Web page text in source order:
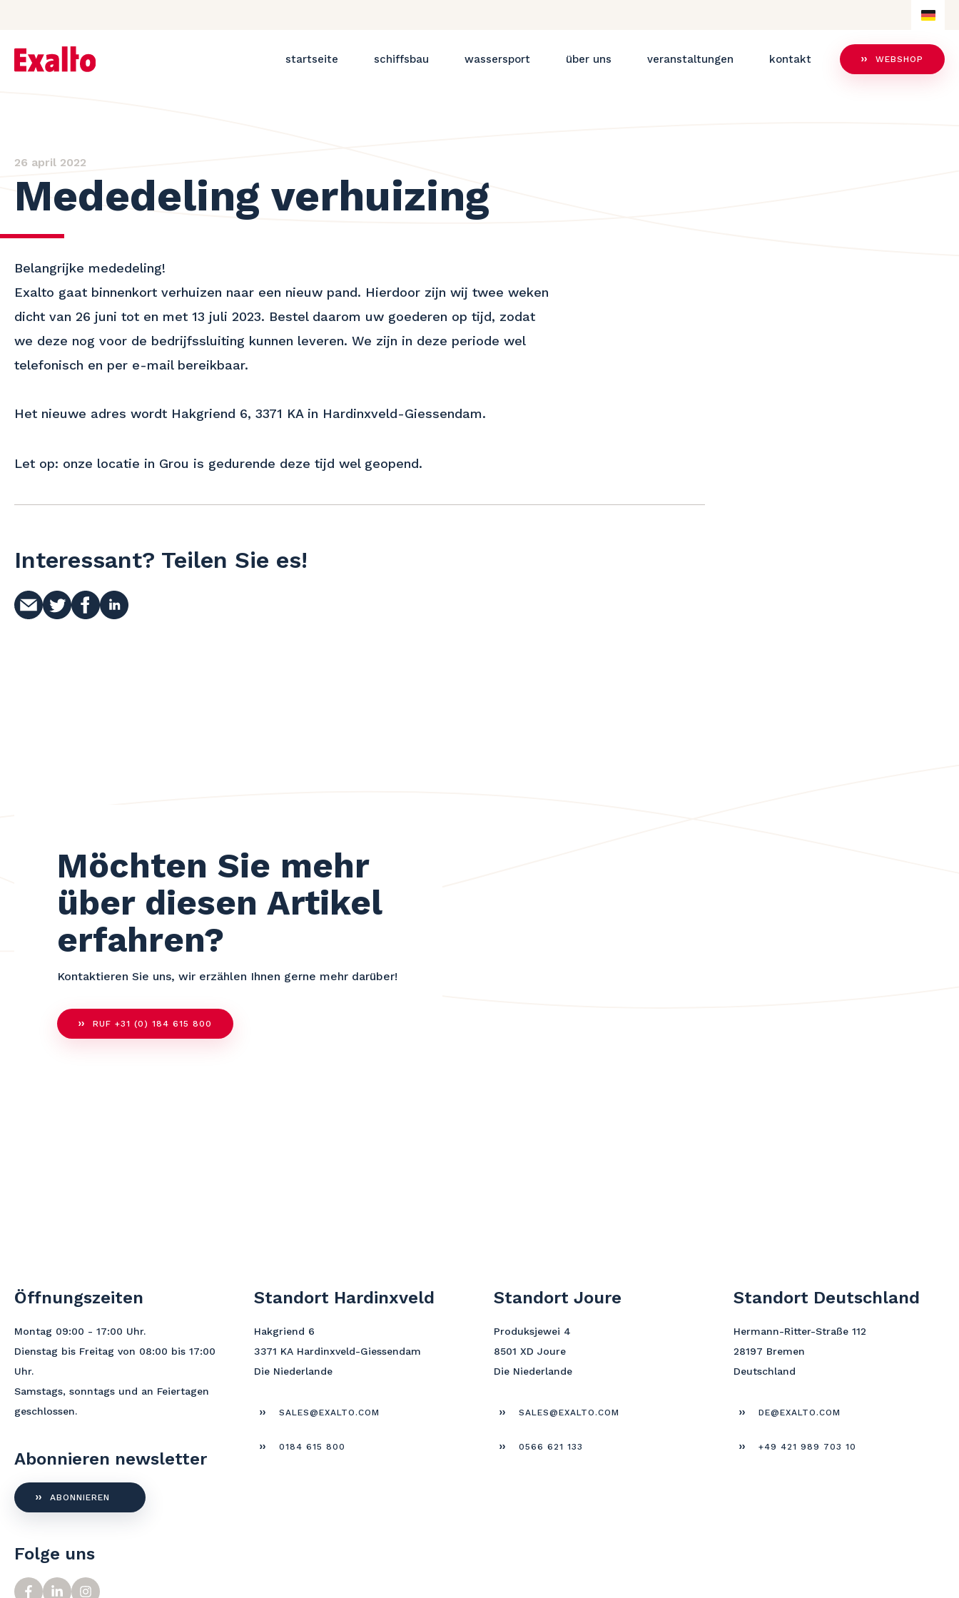
DE
NL
DE
startseite schiffsbau wassersport über uns veranstaltungen kontakt WEBSHOP
26 april 2022
Mededeling verhuizing
Belangrijke mededeling!
Exalto gaat binnenkort verhuizen naar een nieuw pand. Hierdoor zijn wij twee weken
dicht van 26 juni tot en met 13 juli 2023. Bestel daarom uw goederen op tijd, zodat
we deze nog voor de bedrijfssluiting kunnen leveren. We zijn in deze periode wel
telefonisch en per e-mail bereikbaar.
Het nieuwe adres wordt Hakgriend 6, 3371 KA in Hardinxveld-Giessendam.
Let op: onze locatie in Grou is gedurende deze tijd wel geopend.
Interessant? Teilen Sie es!
Möchten Sie mehr
über diesen Artikel
erfahren?
Kontaktieren Sie uns, wir erzählen Ihnen gerne mehr darüber!
RUF +31 (0) 184 615 800
Öffnungszeiten
Montag 09:00 - 17:00 Uhr.
Dienstag bis Freitag von 08:00 bis 17:00
Uhr.
Samstags, sonntags und an Feiertagen
geschlossen.
Abonnieren newsletter
ABONNIEREN
Folge uns
Standort Hardinxveld
Hakgriend 6
3371 KA Hardinxveld-Giessendam
Die Niederlande
SALES@EXALTO.COM
0184 615 800
Standort Joure
Produksjewei 4
8501 XD Joure
Die Niederlande
SALES@EXALTO.COM
0566 621 133
Standort Deutschland
Hermann-Ritter-Straße 112
28197 Bremen
Deutschland
DE@EXALTO.COM
+49 421 989 703 10